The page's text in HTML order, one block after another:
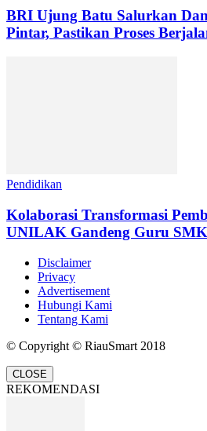
BRI Ujung Batu Salurkan
Pintar, Pastikan Proses
Pendidikan
Kolaborasi Transformasi
UNILAK Gandeng Guru
Disclaimer
Privacy
Advertisement
Hubungi Kami
Tentang Kami
© Copyright © RiauSmart 2018
CLOSE
REKOMENDASI